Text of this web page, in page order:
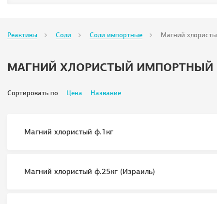
Реактивы Соли Соли импортные Магний
МАГНИЙ ХЛОРИСТЫЙ ИМПОРТНЫЙ
Сортировать по Цена Название
Магний хлористый ф.1кг
Магний хлористый ф.25кг (Израиль)